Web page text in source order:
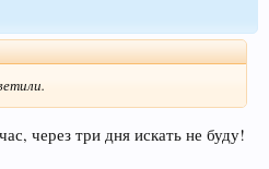
через три дня искать не буду!